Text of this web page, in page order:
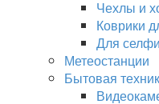
Чехлы и
Коврики
Для селфи
Метеостанции
Бытовая